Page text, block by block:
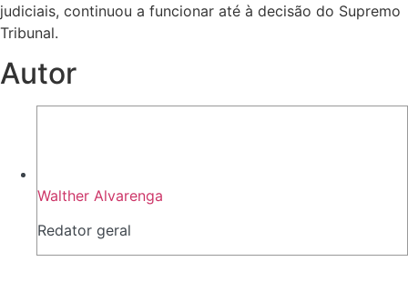
judiciais, continuou a funcionar até à decisão do Supremo
Tribunal.
Autor
Walther Alvarenga
Redator geral